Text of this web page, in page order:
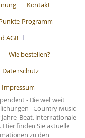
Kontakt
Programm
AGB
Wie bestellen?
Datenschutz
Impressum
- Die weltweit
- Country Music
Beat, internationale
Hier finden Sie aktuelle
zu den